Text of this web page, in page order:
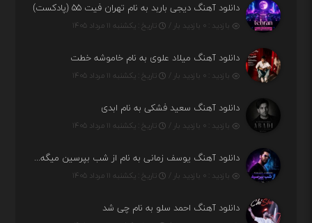
دانلود آهنگ دیجی باربد به نام تهران فیت ۵۵ (پادکست)
بازدید : ۰ بازدید بار / تاریخ : یکشنبه ۱۱ مرداد ۱۴۰۵
دانلود آهنگ میلاد علوی به نام خاموشه خطت
بازدید : ۰ بازدید بار / تاریخ : یکشنبه ۱۱ مرداد ۱۴۰۵
دانلود آهنگ سعید فشکی به نام ابدی
بازدید : ۰ بازدید بار / تاریخ : یکشنبه ۱۱ مرداد ۱۴۰۵
دانلود آهنگ یوسف زمانی به نام از شب بپرسین میگه چه روزگاری دارم
بازدید : ۰ بازدید بار / تاریخ : یکشنبه ۱۱ مرداد ۱۴۰۵
دانلود آهنگ احمد سلو به نام چی شد